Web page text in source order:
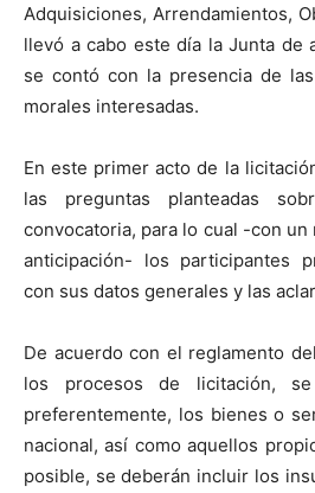
Adquisiciones, Arrendamientos,
llevó a cabo este día la Junta de
se contó con la presencia de
morales interesadas.
En este primer acto de la
las preguntas planteadas
convocatoria, para lo cual -con
anticipación- los participantes
con sus datos generales y las
De acuerdo con el reglamento
los procesos de licitación, se
preferentemente, los bienes o
nacional, así como aquellos
posible, se deberán incluir los